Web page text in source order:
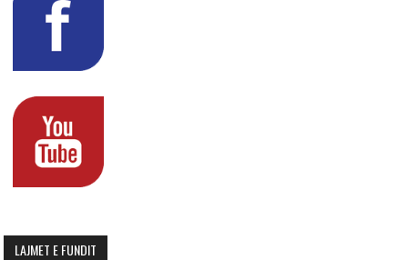
LAJMET E FUNDIT